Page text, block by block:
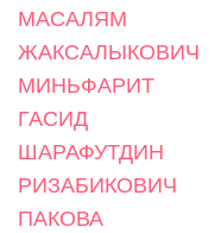
МАСАЛЯМ
ЖАКСАЛЫКОВИЧ
МИНЬФАРИТ
ГАСИД
ШАРАФУТДИН
РИЗАБИКОВИЧ
ПАКОВА